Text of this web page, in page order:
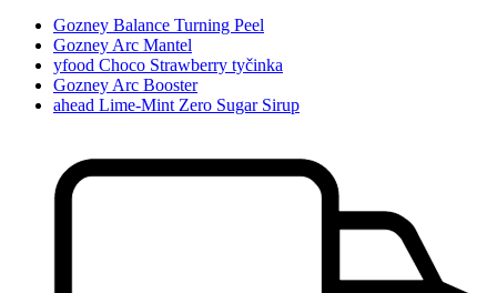
Gozney Balance Turning Peel
Gozney Arc Mantel
yfood Choco Strawberry tyčinka
Gozney Arc Booster
ahead Lime-Mint Zero Sugar Sirup